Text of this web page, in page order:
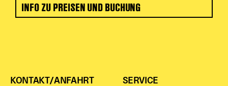
INFO ZU PREISEN UND BUCHUNG
KONTAKT/ANFAHRT SERVICE